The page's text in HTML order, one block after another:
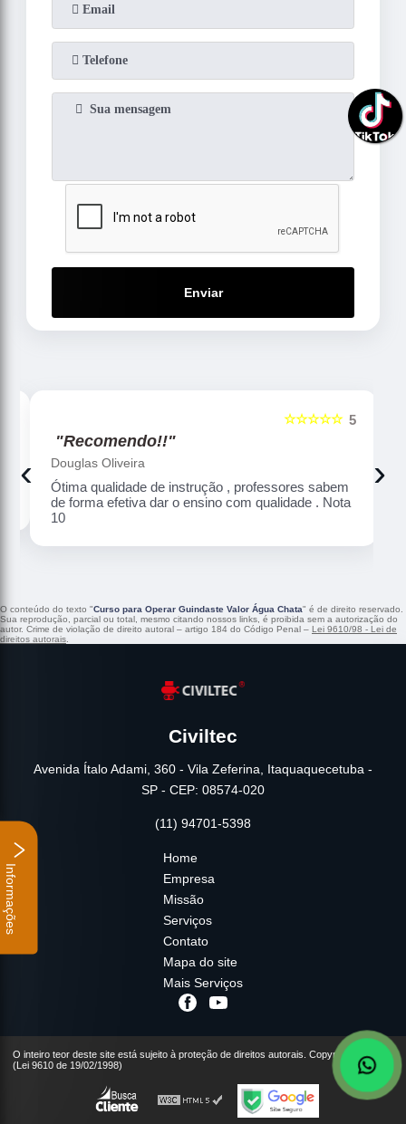
Enviar
5
☆☆☆☆☆
"Recomendo!!"
Douglas Oliveira
Ótima qualidade de instrução , professores sabem
de forma efetiva dar o ensino com qualidade . Nota
10
‹ ›
O conteúdo do texto "Curso para Operar Guindaste Valor Água Chata" é de direito reservado.
Sua reprodução, parcial ou total, mesmo citando nossos links, é proibida sem a autorização do
autor. Crime de violação de direito autoral – artigo 184 do Código Penal – Lei 9610/98 - Lei de
direitos autorais.
Civiltec
Avenida Ítalo Adami, 360 - Vila Zeferina, Itaquaquecetuba -
SP - CEP: 08574-020
(11) 94701-5398
Home
Empresa
Missão
Serviços
Contato
Mapa do site
Mais Serviços
O inteiro teor deste site está sujeito à proteção de direitos autorais. Copyright© Civiltec
(Lei 9610 de 19/02/1998)
Informações